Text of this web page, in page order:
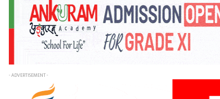
- ADVERTISEMENT -